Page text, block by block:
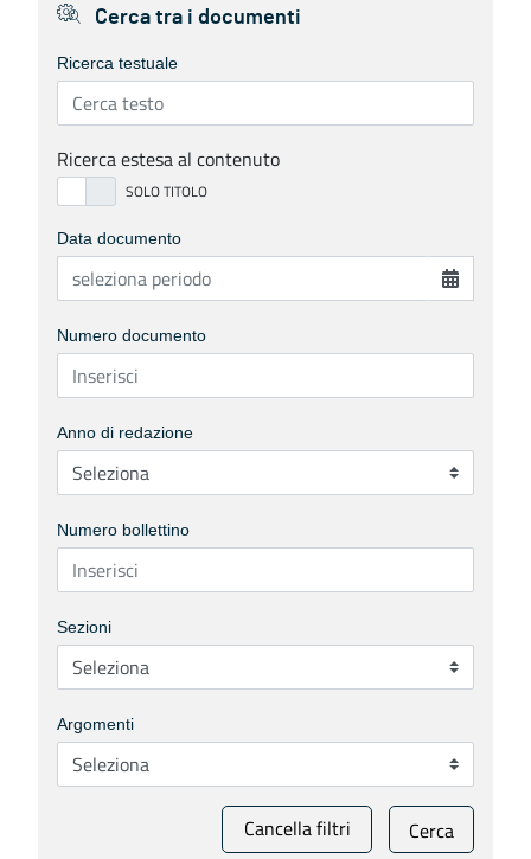
Cerca tra i documenti
Ricerca testuale
Ricerca estesa al contenuto
Data documento
Numero documento
Anno di redazione
Numero bollettino
Sezioni
Argomenti
Cancella filtri Cerca